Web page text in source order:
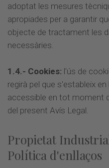
adoptat les mesures
apropiades per a garantir
objecte de tractament les
necessàries.
1.4.- Cookies: l'ús de
regirà pel que s'estableix
accessible en tot moment
del present Avís Legal.
Propietat
Política d'enllaços